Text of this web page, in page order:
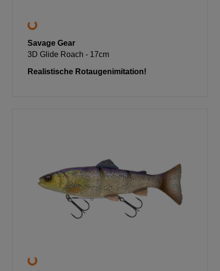
Savage Gear
3D Glide Roach - 17cm
Realistische Rotaugenimitation!